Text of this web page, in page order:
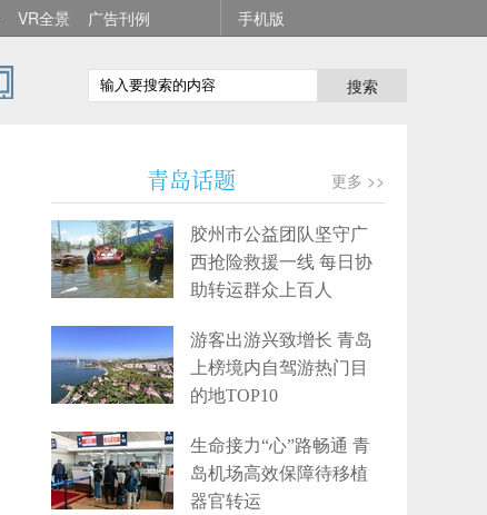
VR全景 广告刊例 手机版
搜索
青岛话题 更多 >>
胶州市公益团队坚守广
西抢险救援一线 每日协
助转运群众上百人
游客出游兴致增长 青岛
上榜境内自驾游热门目
的地TOP10
生命接力“心”路畅通 青
岛机场高效保障待移植
器官转运